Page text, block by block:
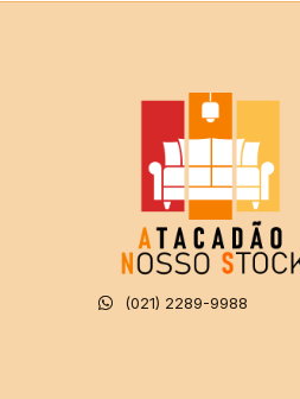
(021) 2289-9988